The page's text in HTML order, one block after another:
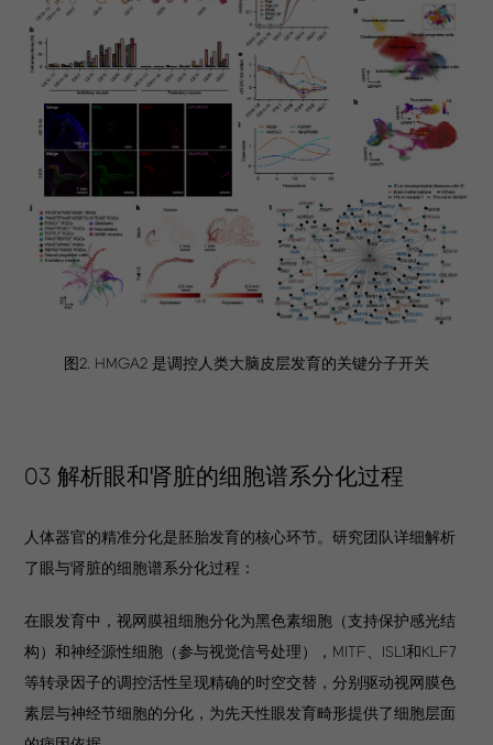
图2. HMGA2 是调控人类大脑皮层发育的关键分子开关
03 解析眼和肾脏的细胞谱系分化过程
人体器官的精准分化是胚胎发育的核心环节。研究团队详细解析
了眼与肾脏的细胞谱系分化过程：
在眼发育中，视网膜祖细胞分化为黑色素细胞（支持保护感光结
构）和神经源性细胞（参与视觉信号处理），MITF、ISL1和KLF7
等转录因子的调控活性呈现精确的时空交替，分别驱动视网膜色
素层与神经节细胞的分化，为先天性眼发育畸形提供了细胞层面